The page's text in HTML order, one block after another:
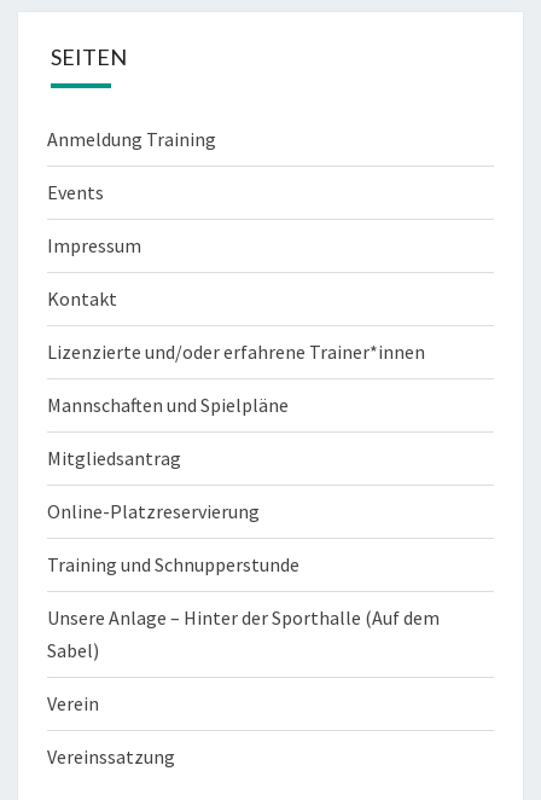
SEITEN
Anmeldung Training
Events
Impressum
Kontakt
Lizenzierte und/oder erfahrene Trainer*innen
Mannschaften und Spielpläne
Mitgliedsantrag
Online-Platzreservierung
Training und Schnupperstunde
Unsere Anlage – Hinter der Sporthalle (Auf dem
Sabel)
Verein
Vereinssatzung